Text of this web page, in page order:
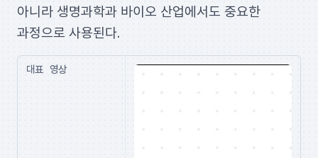
아니라 생명과학과 바이오 산업에서도 중요한
과정으로 사용된다.
대표 영상